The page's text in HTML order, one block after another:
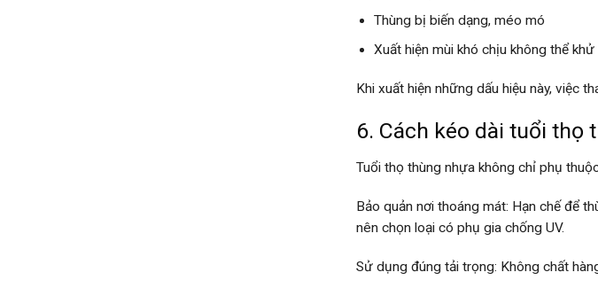
Thùng bị biến dạng, méo mó
Xuất hiện mùi khó chịu không thể khử
Khi xuất hiện những dấu hiệu này, việc
6. Cách kéo dài tuổi thọ
Tuổi thọ thùng nhựa không chỉ phụ
Bảo quản nơi thoáng mát: Hạn chế để
nên chọn loại có phụ gia chống UV.
Sử dụng đúng tải trọng: Không chất